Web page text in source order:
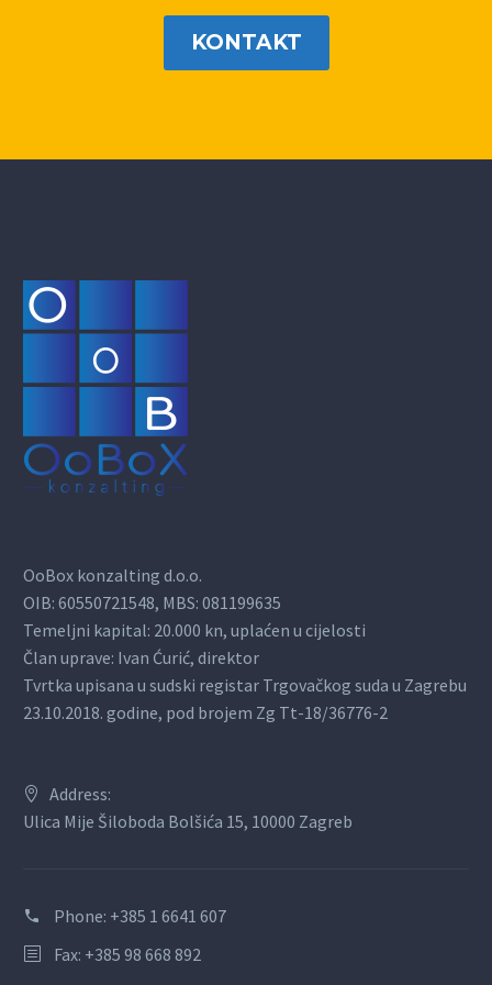
KONTAKT
OoBox konzalting d.o.o.
OIB: 60550721548, MBS: 081199635
Temeljni kapital: 20.000 kn, uplaćen u cijelosti
Član uprave: Ivan Ćurić, direktor
Tvrtka upisana u sudski registar Trgovačkog suda u Zagrebu
23.10.2018. godine, pod brojem Zg Tt-18/36776-2
Address:
Ulica Mije Šiloboda Bolšića 15, 10000 Zagreb
Phone: +385 1 6641 607
Fax: +385 98 668 892